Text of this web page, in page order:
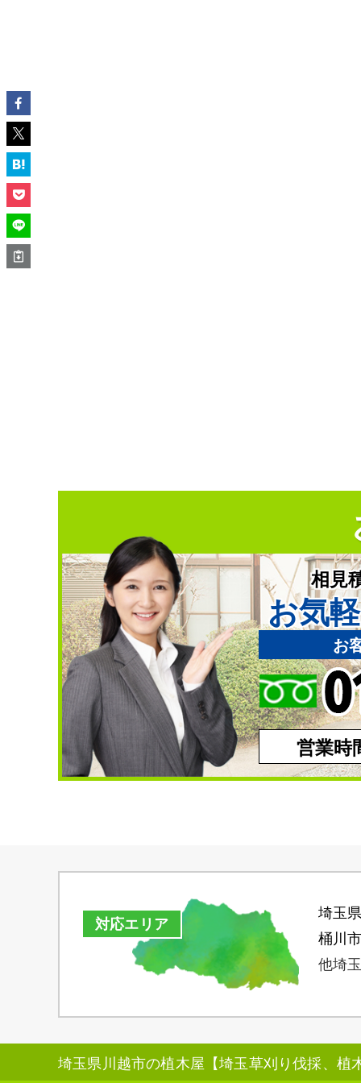
相見
お気
お
営業
対応エリア
埼玉
桶川市
他埼
埼玉県川越市の植木屋【埼玉草刈り伐採、植